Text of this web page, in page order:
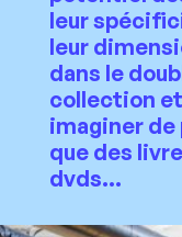
leur
leur
dans le
collection
imaginer
que des
dvds...